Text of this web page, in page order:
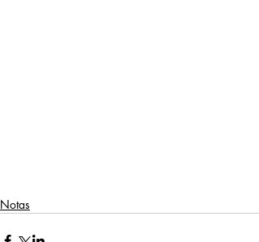
Notas